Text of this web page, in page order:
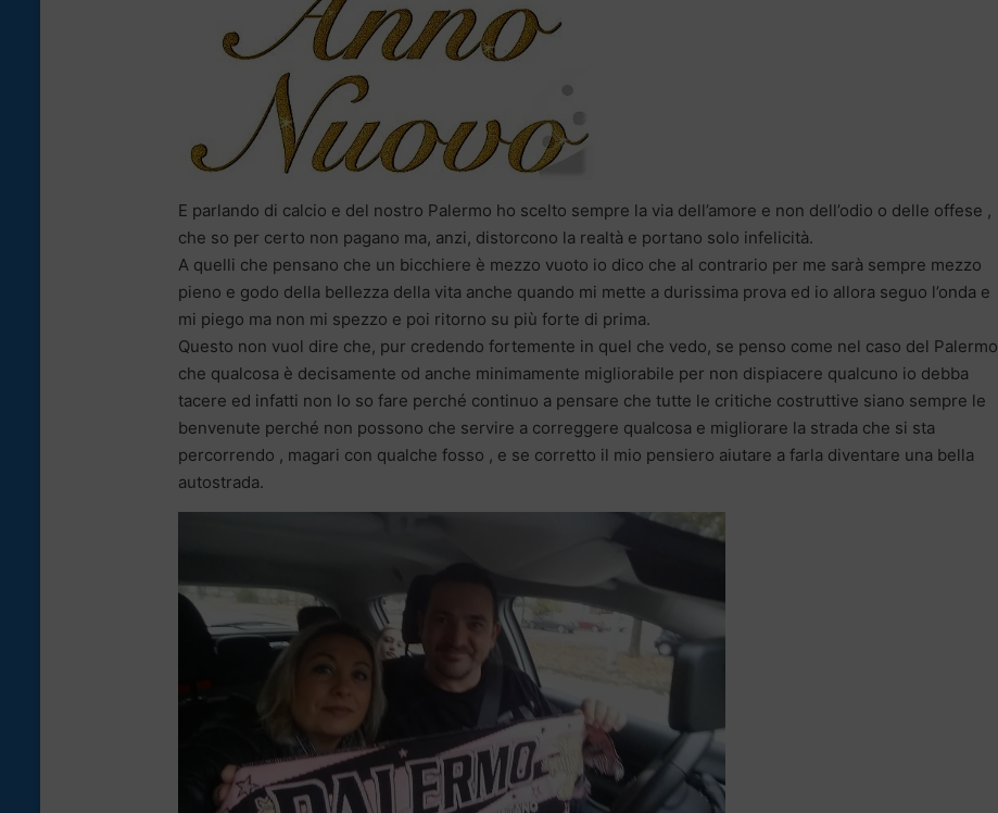
E parlando di calcio e del nostro Palermo ho scelto sempre la via dell’amore e non dell’odio o delle offese ,
che so per certo non pagano ma, anzi, distorcono la realtà e portano solo infelicità.
A quelli che pensano che un bicchiere è mezzo vuoto io dico che al contrario per me sarà sempre mezzo
pieno e godo della bellezza della vita anche quando mi mette a durissima prova ed io allora seguo l’onda e
mi piego ma non mi spezzo e poi ritorno su più forte di prima.
Questo non vuol dire che, pur credendo fortemente in quel che vedo, se penso come nel caso del Palermo
che qualcosa è decisamente od anche minimamente migliorabile per non dispiacere qualcuno io debba
tacere ed infatti non lo so fare perché continuo a pensare che tutte le critiche costruttive siano sempre le
benvenute perché non possono che servire a correggere qualcosa e migliorare la strada che si sta
percorrendo , magari con qualche fosso , e se corretto il mio pensiero aiutare a farla diventare una bella
autostrada.